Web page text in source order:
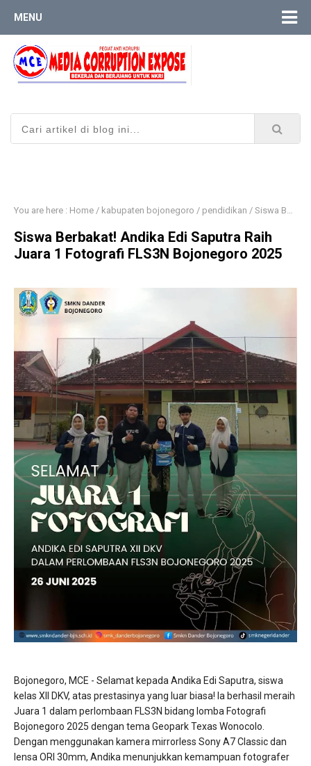
MENU
You are here : Home / kabupaten bojonegoro / pendidikan / Siswa Berbakat! Andika Edi Saputra Raih Juara 1 Fotografi FLS3N Bojonegoro 2025
Siswa Berbakat! Andika Edi Saputra Raih
Juara 1 Fotografi FLS3N Bojonegoro 2025
Bojonegoro, MCE - Selamat kepada Andika Edi Saputra, siswa
kelas XII DKV, atas prestasinya yang luar biasa! Ia berhasil meraih
Juara 1 dalam perlombaan FLS3N bidang lomba Fotografi
Bojonegoro 2025 dengan tema Geopark Texas Wonocolo.
Dengan menggunakan kamera mirrorless Sony A7 Classic dan
lensa ORI 30mm, Andika menunjukkan kemampuan fotografer